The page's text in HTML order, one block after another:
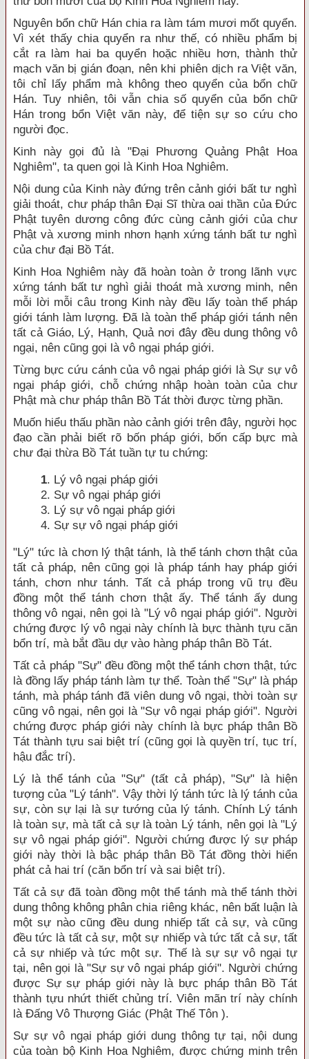
Nguyên bổn chữ Hán chia ra làm tám mươi mốt quyển.
Vì xét thấy chia quyển ra như thế, có nhiều phẩm bị
cắt ra làm hai ba quyển hoặc nhiều hơn, thành thử
mạch văn bị gián đoạn, nên khi phiên dịch ra Việt văn,
tôi chỉ lấy phẩm mà không theo quyển của bổn chữ
Hán. Tuy nhiên, tôi vẫn chia số quyển của bổn chữ
Hán trong bổn Việt văn này, để tiện sự so cứu cho
người đọc.
Kinh này gọi đủ là "Ðại Phương Quảng Phật Hoa
Nghiêm", ta quen gọi là Kinh Hoa Nghiêm.
Nội dung của Kinh này đứng trên cảnh giới bất tư nghì
giải thoát, chư pháp thân Ðại Sĩ thừa oai thần của Ðức
Phật tuyên dương công đức cùng cảnh giới của chư
Phật và xương minh nhơn hạnh xứng tánh bất tư nghì
của chư đại Bồ Tát.
Kinh Hoa Nghiêm này đã hoàn toàn ở trong lãnh vực
xứng tánh bất tư nghì giải thoát mà xương minh, nên
mỗi lời mỗi câu trong Kinh này đều lấy toàn thể pháp
giới tánh làm lượng. Ðã là toàn thể pháp giới tánh nên
tất cả Giáo, Lý, Hạnh, Quả nơi đây đều dung thông vô
ngại, nên cũng gọi là vô ngại pháp giới.
Từng bực cứu cánh của vô ngại pháp giới là Sự sự vô
ngại pháp giới, chỗ chứng nhập hoàn toàn của chư
Phật mà chư pháp thân Bồ Tát thời được từng phần.
Muốn hiểu thấu phần nào cảnh giới trên đây, người học
đạo cần phải biết rõ bốn pháp giới, bốn cấp bực mà
chư đại thừa Bồ Tát tuần tự tu chứng:
1. Lý vô ngại pháp giới
2. Sự vô ngại pháp giới
3. Lý sự vô ngại pháp giới
4. Sự sự vô ngại pháp giới
"Lý" tức là chơn lý thật tánh, là thể tánh chơn thật của
tất cả pháp, nên cũng gọi là pháp tánh hay pháp giới
tánh, chơn như tánh. Tất cả pháp trong vũ trụ đều
đồng một thể tánh chơn thật ấy. Thể tánh ấy dung
thông vô ngại, nên gọi là "Lý vô ngại pháp giới". Người
chứng được lý vô ngại này chính là bực thành tựu căn
bổn trí, mà bắt đầu dự vào hàng pháp thân Bồ Tát.
Tất cả pháp "Sự" đều đồng một thể tánh chơn thật, tức
là đồng lấy pháp tánh làm tự thể. Toàn thể "Sự" là pháp
tánh, mà pháp tánh đã viên dung vô ngại, thời toàn sự
cũng vô ngại, nên gọi là "Sự vô ngại pháp giới". Người
chứng được pháp giới này chính là bực pháp thân Bồ
Tát thành tựu sai biệt trí (cũng gọi là quyền trí, tục trí,
hậu đắc trí).
Lý là thể tánh của "Sự" (tất cả pháp), "Sự" là hiện
tượng của "Lý tánh". Vậy thời lý tánh tức là lý tánh của
sự, còn sự lại là sự tướng của lý tánh. Chính Lý tánh
là toàn sự, mà tất cả sự là toàn Lý tánh, nên gọi là "Lý
sự vô ngại pháp giới". Người chứng được lý sự pháp
giới này thời là bậc pháp thân Bồ Tát đồng thời hiển
phát cả hai trí (căn bổn trí và sai biệt trí).
Tất cả sự đã toàn đồng một thể tánh mà thể tánh thời
dung thông không phân chia riêng khác, nên bất luận là
một sự nào cũng đều dung nhiếp tất cả sự, và cũng
đều tức là tất cả sự, một sự nhiếp và tức tất cả sự, tất
cả sự nhiếp và tức một sự. Thế là sự sự vô ngại tự
tại, nên gọi là "Sự sự vô ngại pháp giới". Người chứng
được Sự sự pháp giới này là bực pháp thân Bồ Tát
thành tựu nhứt thiết chủng trí. Viên mãn trí này chính
là Ðấng Vô Thượng Giác (Phật Thế Tôn ).
Sự sự vô ngại pháp giới dung thông tự tại, nội dung
của toàn bộ Kinh Hoa Nghiêm, được chứng minh trên